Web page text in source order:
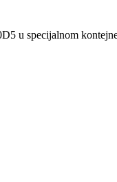
u specijalnom